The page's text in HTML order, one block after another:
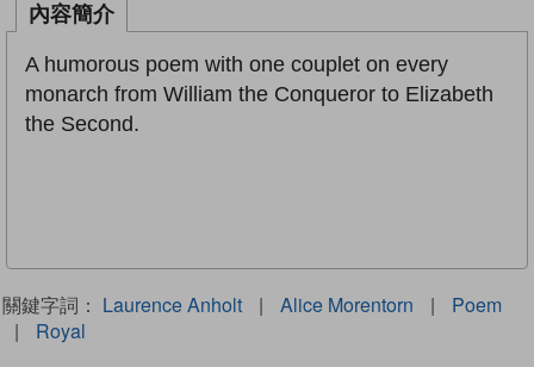
內容簡介
A humorous poem with one couplet on every
monarch from William the Conqueror to Elizabeth
the Second.
關鍵字詞： Laurence Anholt | Alice Morentorn |
Poem
|
Royal